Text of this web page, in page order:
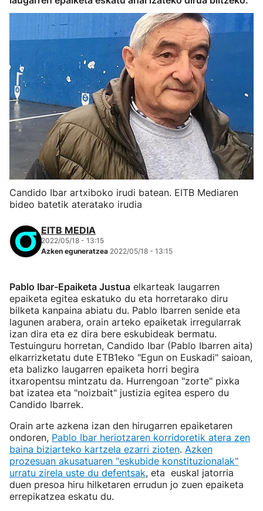
Candido Ibar artxiboko irudi batean. EITB Mediaren
bideo batetik ateratako irudia
EITB MEDIA
2022/05/18 - 13:15
Azken eguneratzea 2022/05/18 - 13:15
Pablo Ibar-Epaiketa Justua elkarteak laugarren
epaiketa egitea eskatuko du eta horretarako diru
bilketa kanpaina abiatu du. Pablo Ibarren senide eta
lagunen arabera, orain arteko epaiketak irregularrak
izan dira eta ez dira bere eskubideak bermatu.
Testuinguru horretan, Candido Ibar (Pablo Ibarren aita)
elkarrizketatu dute ETB1eko "Egun on Euskadi" saioan,
eta balizko laugarren epaiketa horri begira
itxaropentsu mintzatu da. Hurrengoan "zorte" pixka
bat izatea eta "noizbait" justizia egitea espero du
Candido Ibarrek.
Orain arte azkena izan den hirugarren epaiketaren
ondoren, Pablo Ibar heriotzaren korridoretik atera zen
baina biziarteko kartzela ezarri zioten. Azken
prozesuan akusatuaren "eskubide konstituzionalak"
urratu zirela uste du defentsak, eta euskal jatorria
duen presoa hiru hilketaren errudun jo zuen epaiketa
errepikatzea eskatu du.